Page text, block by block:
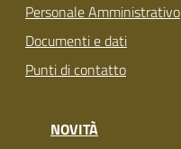
Personale Amministrativo
Documenti e dati
Punti di contatto
NOVITÀ